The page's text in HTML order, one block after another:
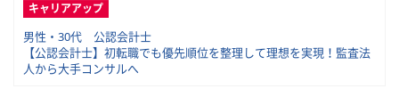
キャリアアップ
男性・30代 公認会計士
【公認会計士】初転職でも優先順位を整理して理想を実現！監査法
人から大手コンサルへ